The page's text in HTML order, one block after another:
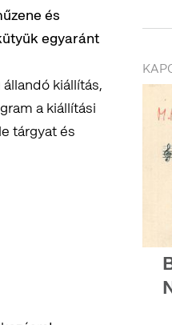
és
egyaránt
kiállítás,
a kiállítási
tárgyat és